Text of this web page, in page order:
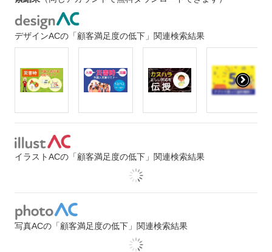
デザインACの「顧客満足度の低下」関連検索結果
イラストACの「顧客満足度の低下」関連検索結果
写真ACの「顧客満足度の低下」関連検索結果